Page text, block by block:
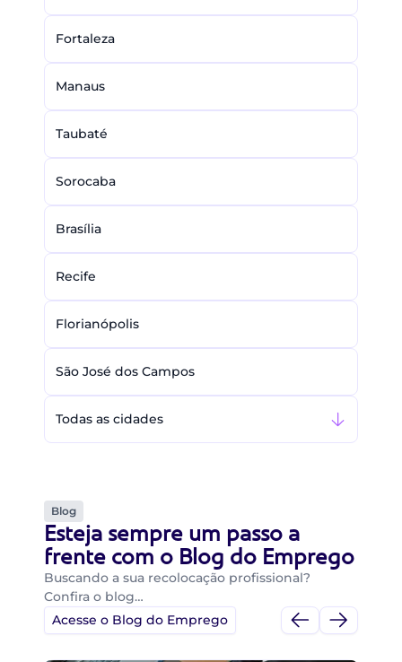
Fortaleza
Manaus
Taubaté
Sorocaba
Brasília
Recife
Florianópolis
São José dos Campos
Todas as cidades
Blog
Esteja sempre um passo a
frente com o Blog do Emprego
Buscando a sua recolocação profissional?
Confira o blog…
Acesse o Blog do Emprego